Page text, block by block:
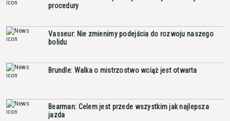
procedury
Vasseur: Nie zmienimy podejścia do rozwoju naszego
bolidu
Brundle: Walka o mistrzostwo wciąż jest otwarta
Bearman: Celem jest przede wszystkim jak najlepsza
jazda